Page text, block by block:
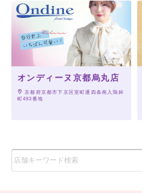
オンディーヌ京都烏丸店
京都府京都市下京区室町通四条南入鶏鉾
町493番地